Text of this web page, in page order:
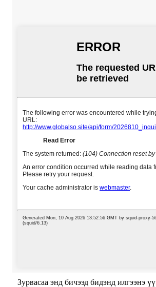
Зурвасаа энд бичээд бидэнд илгээнэ үү